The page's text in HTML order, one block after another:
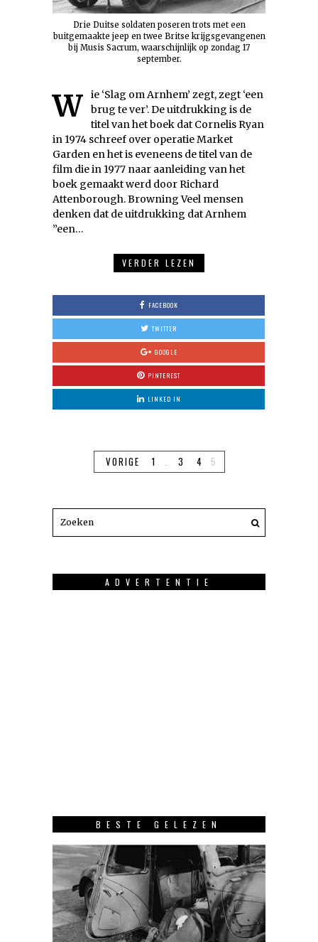
Drie Duitse soldaten poseren trots met een
buitgemaakte jeep en twee Britse krijgsgevangenen
bij Musis Sacrum, waarschijnlijk op zondag 17
september.
Wie ‘Slag om Arnhem’ zegt, zegt ‘een
brug te ver’. De uitdrukking is de
titel van het boek dat Cornelis Ryan
in 1974 schreef over operatie Market
Garden en het is eveneens de titel van de
film die in 1977 naar aanleiding van het
boek gemaakt werd door Richard
Attenborough. Browning Veel mensen
denken dat de uitdrukking dat Arnhem
”een…
VERDER LEZEN
FACEBOOK
TWITTER
GOOGLE
PINTEREST
LINKED IN
VORIGE 1 3 4 5
ADVERTENTIE
BESTE GELEZEN